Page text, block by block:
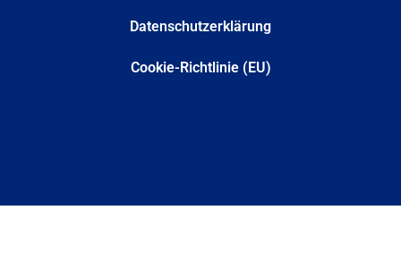
Datenschutzerklärung
Cookie-Richtlinie (EU)